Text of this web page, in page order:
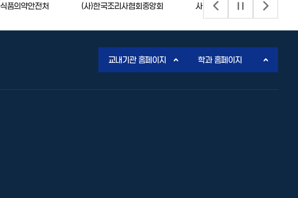
식품의약안전처 (사)한국조리사협회중앙회 사단법인 한국커피협회
배너 이전 슬라이드
배너 슬라이드 정
배너 다음
교내기관 홈페이지 학과 홈페이지